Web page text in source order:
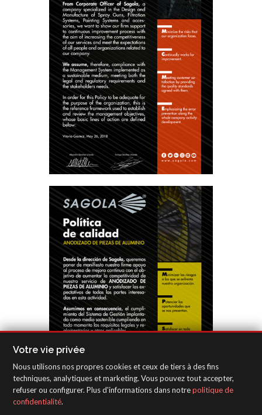
Votre vie privée
Nous utilisons nos propres cookies et ceux de tiers à des fins
techniques, analytiques et marketing. Vous pouvez tout accepter,
refuser ou configurer. Plus d'informations dans notrepolitique de
confidentialité.